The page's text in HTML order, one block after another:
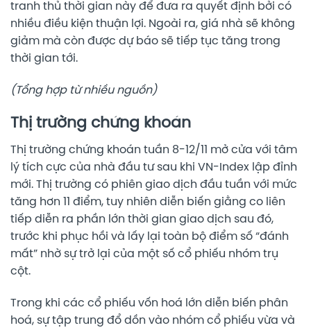
tranh thủ thời gian này để đưa ra quyết định bởi có
nhiều điều kiện thuận lợi. Ngoài ra, giá nhà sẽ không
giảm mà còn được dự báo sẽ tiếp tục tăng trong
thời gian tới.
(Tổng hợp từ nhiều nguồn)
Thị trường chứng khoán
Thị trường chứng khoán tuần 8-12/11 mở cửa với tâm
lý tích cực của nhà đầu tư sau khi VN-Index lập đỉnh
mới. Thị trường có phiên giao dịch đầu tuần với mức
tăng hơn 11 điểm, tuy nhiên diễn biến giằng co liên
tiếp diễn ra phần lớn thời gian giao dịch sau đó,
trước khi phục hồi và lấy lại toàn bộ điểm số “đánh
mất” nhờ sự trở lại của một số cổ phiếu nhóm trụ
cột.
Trong khi các cổ phiếu vốn hoá lớn diễn biến phân
hoá, sự tập trung đổ dồn vào nhóm cổ phiếu vừa và